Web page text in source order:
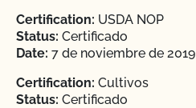
Certification: USDA NOP
Status: Certificado
Date: 7 de noviembre de 2019
Certification: Cultivos
Status: Certificado